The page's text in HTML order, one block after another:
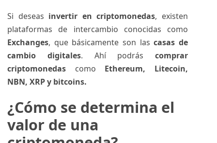
Si deseas invertir en criptomonedas, existen
plataformas de intercambio conocidas como
Exchanges, que básicamente son lascasas de
cambio digitales. Ahí podrás comprar
criptomonedas como Ethereum, Litecoin,
NBN, XRP y bitcoins.
¿Cómo se determina el
valor de una